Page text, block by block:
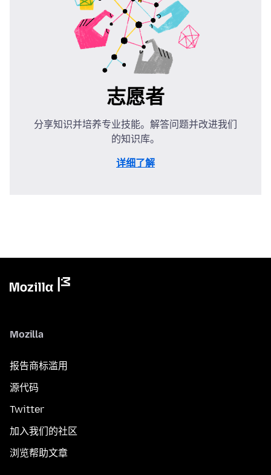
志愿者
分享知识并培养专业技能。解答问题并改进我们
的知识库。
详细了解
Mozilla
报告商标滥用
源代码
Twitter
加入我们的社区
浏览帮助文章